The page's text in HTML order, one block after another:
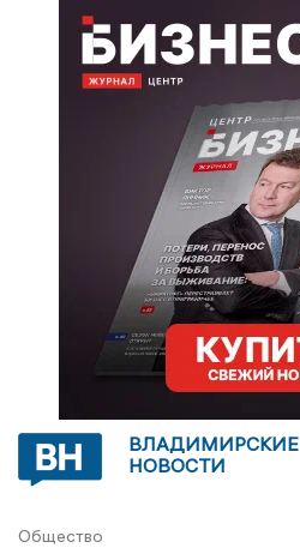
ВЛАДИМИРСКИЕ
НОВОСТИ
Общество